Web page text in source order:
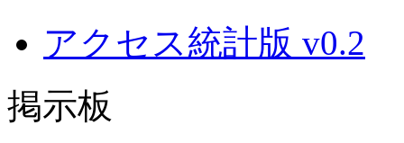
アクセス統計版 v0.2
掲示板